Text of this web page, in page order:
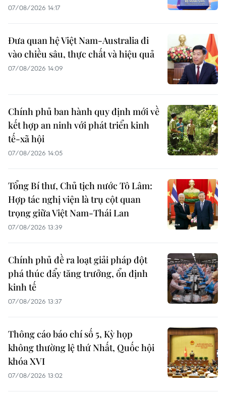
07/08/2026 14:17
Đưa quan hệ Việt Nam-Australia đi
vào chiều sâu, thực chất và hiệu quả
07/08/2026 14:09
Chính phủ ban hành quy định mới về
kết hợp an ninh với phát triển kinh
tế-xã hội
07/08/2026 14:05
Tổng Bí thư, Chủ tịch nước Tô Lâm:
Hợp tác nghị viện là trụ cột quan
trọng giữa Việt Nam-Thái Lan
07/08/2026 13:39
Chính phủ đề ra loạt giải pháp đột
phá thúc đẩy tăng trưởng, ổn định
kinh tế
07/08/2026 13:37
Thông cáo báo chí số 5, Kỳ họp
không thường lệ thứ Nhất, Quốc hội
khóa XVI
07/08/2026 13:02